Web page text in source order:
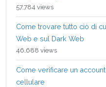
57,784 views
Come trovare tutto ciò di
Web e sul Dark Web
46,688 views
Come verificare un
cellulare